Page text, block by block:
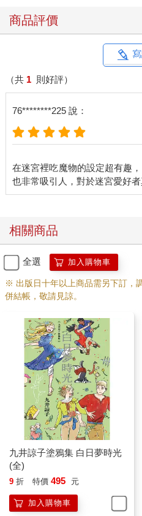
商品評價
（共 1 則好評）
76********225 說：
在迷宮裡吃魔物的設定超有趣
相關商品
全選 加入購物車
※ 出版日十年以上商品需另下訂，
併結帳，敬請見諒。
九井諒子塗鴉集 白日夢時光
(全)
9 折 特價 495 元
加入購物車